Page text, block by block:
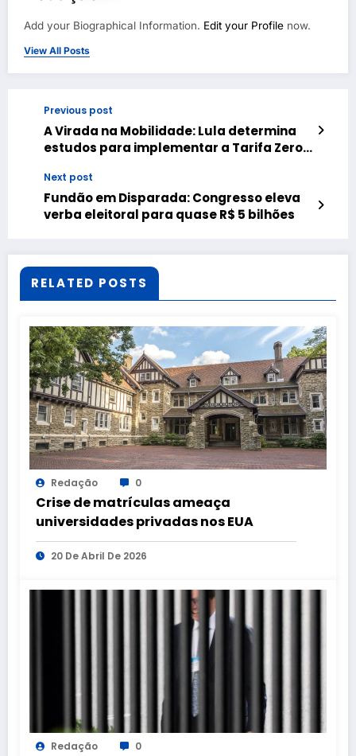
Add your Biographical Information. Edit your Profile now.
View All Posts
Previous post
A Virada na Mobilidade: Lula determina
estudos para implementar a Tarifa Zero
Next post
Fundão em Disparada: Congresso eleva
verba eleitoral para quase R$ 5 bilhões
RELATED POSTS
Redação 0
Crise de matrículas ameaça
universidades privadas nos EUA
20 De Abril De 2026
Redação 0